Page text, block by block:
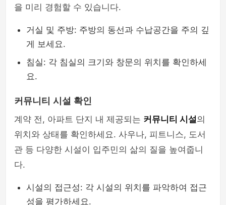
을 미리 경험할 수 있습니다.
거실 및 주방: 주방의 동선과 수납공간을 주의 깊
게 보세요.
침실: 각 침실의 크기와 창문의 위치를 확인하세
요.
커뮤니티 시설 확인
계약 전, 아파트 단지 내 제공되는 커뮤니티 시설의
위치와 상태를 확인하세요. 사우나, 피트니스, 도서
관 등 다양한 시설이 입주민의 삶의 질을 높여줍니
다.
시설의 접근성: 각 시설의 위치를 파악하여 접근
성을 평가하세요.